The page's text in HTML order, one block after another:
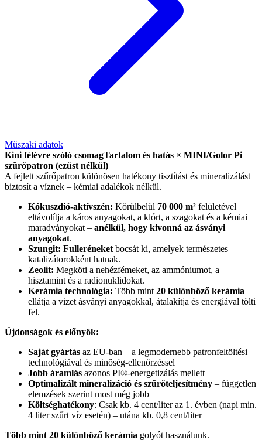
Műszaki adatok
Kini félévre szóló csomagTartalom és hatás × MINI/Golor Pi
szűrőpatron (ezüst nélkül)
A fejlett szűrőpatron különösen hatékony tisztítást és mineralizálást
biztosít a víznek – kémiai adalékok nélkül.
Kókuszdió-aktívszén: Körülbelül 70 000 m² felületével
eltávolítja a káros anyagokat, a klórt, a szagokat és a kémiai
maradványokat – anélkül, hogy kivonná az ásványi
anyagokat.
Szungit: Fulleréneket bocsát ki, amelyek természetes
katalizátorokként hatnak.
Zeolit: Megköti a nehézfémeket, az ammóniumot, a
hisztamint és a radionuklidokat.
Kerámia technológia: Több mint 20 különböző kerámia
ellátja a vizet ásványi anyagokkal, átalakítja és energiával tölti
fel.
Újdonságok és előnyök:
Saját gyártás az EU-ban – a legmodernebb patronfeltöltési
technológiával és minőség-ellenőrzéssel
Jobb áramlás azonos PI®-energetizálás mellett
Optimalizált mineralizáció és szűrőteljesítmény – független
elemzések szerint most még jobb
Költséghatékony: Csak kb. 4 cent/liter az 1. évben (napi min.
4 liter szűrt víz esetén) – utána kb. 0,8 cent/liter
Több mint 20 különböző kerámia golyót használunk.